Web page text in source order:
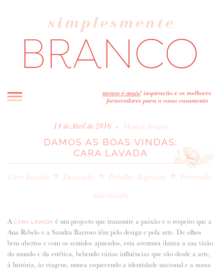
INICIO
BLOG
MELHOR INSPIRAÇÃO
ENTREVISTAS
CASAVA-ME AQUI!
FORNECEDORES RECOMENDADOS
ANUNCIE CONNOSCO
14 de Abril de 2016 • Mónica Aragão
DAMOS AS BOAS VINDAS:
CARA LAVADA
Cara Lavada + Decoração + Detalhes Especiais + Fornecedor
Selecionado
A CARA LAVADA é um projecto que transmite a paixão e o respeito que a
Ana Rebelo e a Sandra Barroso têm pelo design e pela arte. De olhos
bem abertos e com os sentidos apurados, esta aventura ilustra a sua visão
do mundo e da estética, bebendo várias influências que vão desde a arte,
à história, às viagens, nunca esquecendo a identidade nacional e a nossa